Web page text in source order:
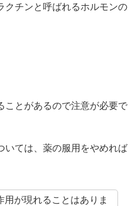
クチンと呼ばれるホルモンの
ことがあるので注意が必要で
いては、薬の服用をやめれば
用が現れることはありま